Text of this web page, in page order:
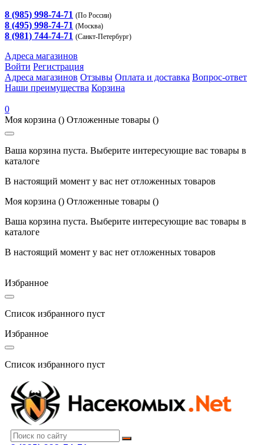
8 (985) 998-74-71 (По России)
8 (495) 998-74-71 (Москва)
8 (981) 744-74-71 (Санкт-Петербург)
Адреса магазинов
Войти Регистрация
Адреса магазинов Отзывы Оплата и доставка Вопрос-ответ
Наши преимущества Корзина
0
Моя корзина () Отложенные товары ()
Ваша корзина пуста. Выберите интересующие вас товары в
каталоге
В настоящий момент у вас нет отложенных товаров
Моя корзина () Отложенные товары ()
Ваша корзина пуста. Выберите интересующие вас товары в
каталоге
В настоящий момент у вас нет отложенных товаров
Избранное
Список избранного пуст
Избранное
Список избранного пуст